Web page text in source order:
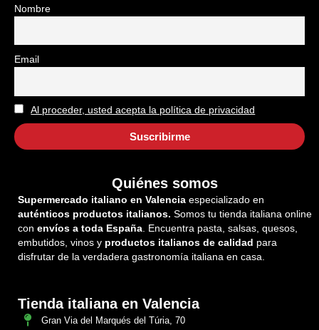
Nombre
Email
Al proceder, usted acepta la política de privacidad
Quiénes somos
Supermercado italiano en Valencia especializado en
auténticos productos italianos. Somos tu tienda italiana online
con envíos a toda España . Encuentra pasta, salsas, quesos,
embutidos, vinos y productos italianos de calidad para
disfrutar de la verdadera gastronomía italiana en casa.
Tienda italiana en Valencia
Gran Via del Marqués del Túria, 70